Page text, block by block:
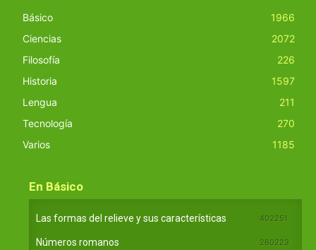
Básico
1966
Ciencias
2072
Filosofía
226
Historia
1597
Lengua
211
Tecnología
270
Varios
1185
En Básico
Las formas del relieve y sus características 402251
Números romanos 260223